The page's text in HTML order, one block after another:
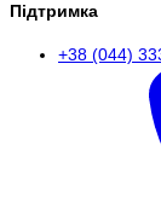
Підтримка
+38 (044)